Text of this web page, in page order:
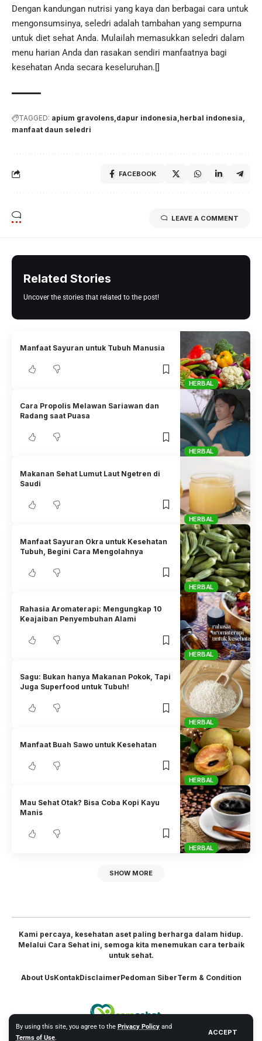
By using this site, you agree to the Privacy Policy and
Terms of Use.
ACCEPT
Dengan kandungan nutrisi yang kaya dan berbagai cara untuk
mengonsumsinya, seledri adalah tambahan yang sempurna
untuk diet sehat Anda. Mulailah memasukkan seledri dalam
menu harian Anda dan rasakan sendiri manfaatnya bagi
kesehatan Anda secara keseluruhan.[]
TAGGED: apium gravolens dapur indonesia herbal indonesia
manfaat daun seledri
FACEBOOK
LEAVE A COMMENT
Related Stories
Uncover the stories that related to the post!
HERBAL
Manfaat Sayuran untuk Tubuh Manusia
HERBAL
Cara Propolis Melawan Sariawan dan
Radang saat Puasa
HERBAL
Makanan Sehat Lumut Laut Ngetren di
Saudi
HERBAL
Manfaat Sayuran Okra untuk Kesehatan
Tubuh, Begini Cara Mengolahnya
HERBAL
Rahasia Aromaterapi: Mengungkap 10
Keajaiban Penyembuhan Alami
HERBAL
Sagu: Bukan hanya Makanan Pokok, Tapi
Juga Superfood untuk Tubuh!
HERBAL
Manfaat Buah Sawo untuk Kesehatan
HERBAL
Mau Sehat Otak? Bisa Coba Kopi Kayu
Manis
SHOW MORE
Kami percaya, kesehatan aset paling berharga dalam hidup.
Melalui Cara Sehat ini, semoga kita menemukan cara terbaik
untuk sehat.
About UsKontakDisclaimerPedoman SiberTerm & Condition